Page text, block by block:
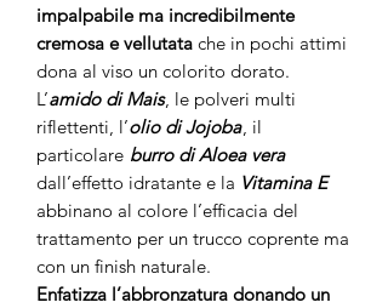
impalpabile ma incredibilmente
cremosa e vellutata che in pochi attimi
dona al viso un colorito dorato.
L’amido di Mais, le polveri multi
riflettenti, l’olio di Jojoba , il
particolare burro di Aloea vera
dall’effetto idratante e la Vitamina E
abbinano al colore l’efficacia del
trattamento per un trucco coprente ma
con un finish naturale.
Enfatizza l’abbronzatura donando un